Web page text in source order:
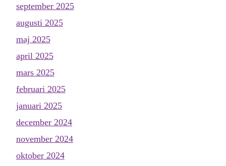
september 2025
augusti 2025
maj 2025
april 2025
mars 2025
februari 2025
januari 2025
december 2024
november 2024
oktober 2024